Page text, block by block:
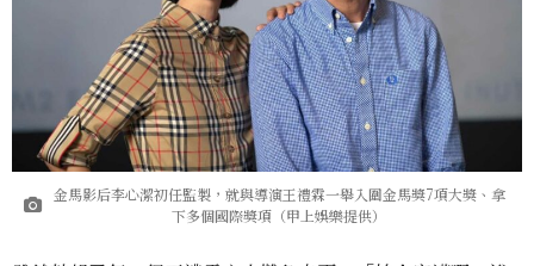
金馬影后李心潔初任監製，就與導演王禮霖一舉入圍金馬獎7項大獎、拿
下多個國際獎項（甲上娛樂提供）